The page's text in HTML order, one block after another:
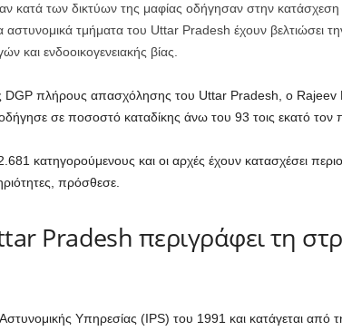
κατά των δικτύων της μαφίας οδήγησαν στην
τμήματα του Uttar Pradesh έχουν βελτιώσει
ενδοοικογενειακής βίας.
DGP πλήρους απασχόλησης του Uttar Pradesh, ο Rajeev
σε ποσοστό καταδίκης άνω του 93 τοις εκατό τον
κατηγορούμενους και οι αρχές έχουν κατασχέσει
πρόσθεσε.
Pradesh περιγράφει τη
Αστυνομικής Υπηρεσίας (IPS) του 1991 και κατάγεται